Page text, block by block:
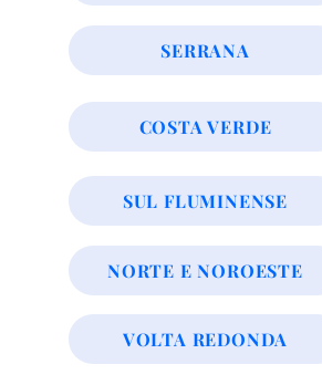
SERRANA
COSTA VERDE
SUL FLUMINENSE
NORTE E NOROESTE
VOLTA REDONDA